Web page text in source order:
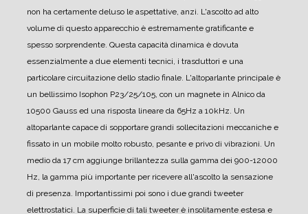
non ha certamente deluso le aspettative, anzi. L'ascolto ad alto
volume di questo apparecchio è estremamente gratificante e
spesso sorprendente. Questa capacità dinamica è dovuta
essenzialmente a due elementi tecnici, i trasduttori e una
particolare circuitazione dello stadio finale. L'altoparlante principale è
un bellissimo Isophon P23/25/105, con un magnete in Alnico da
10500 Gauss ed una risposta lineare da 65Hz a 10kHz. Un
altoparlante capace di sopportare grandi sollecitazioni meccaniche e
fissato in un mobile molto robusto, pesante e privo di vibrazioni. Un
medio da 17 cm aggiunge brillantezza sulla gamma dei 900-12000
Hz, la gamma più importante per ricevere all'ascolto la sensazione
di presenza. Importantissimi poi sono i due grandi tweeter
elettrostatici. La superficie di tali tweeter è insolitamente estesa e